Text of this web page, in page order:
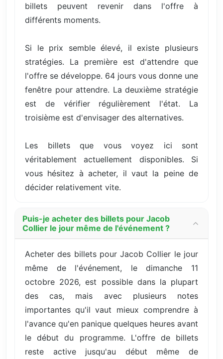
billets peuvent revenir dans l'offre à
différents moments.
Si le prix semble élevé, il existe plusieurs
stratégies. La première est d'attendre que
l'offre se développe. 64 jours vous donne une
fenêtre pour attendre. La deuxième stratégie
est de vérifier régulièrement l'état. La
troisième est d'envisager des alternatives.
Les billets que vous voyez ici sont
véritablement actuellement disponibles. Si
vous hésitez à acheter, il vaut la peine de
décider relativement vite.
Puis-je acheter des billets pour Jacob
Collier le jour même de l'événement ?
Acheter des billets pour Jacob Collier le jour
même de l'événement, le dimanche 11
octobre 2026, est possible dans la plupart
des cas, mais avec plusieurs notes
importantes qu'il vaut mieux comprendre à
l'avance qu'en panique quelques heures avant
le début du programme. L'offre de billets
reste active jusqu'au début même de